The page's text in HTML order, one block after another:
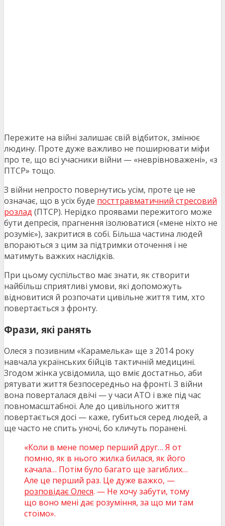
Пережите на війні залишає свій відбиток, змінює
людину. Проте дуже важливо не поширювати міфи
про те, що всі учасники війни — «неврівноважені», «з
ПТСР» тощо.
З війни непросто повернутись усім, проте це не
означає, що в усіх буде посттравматичний стресовий
розлад (ПТСР). Нерідко проявами пережитого може
бути депресія, прагнення ізолюватися («мене ніхто не
розуміє»), закритися в собі. Більша частина людей
впораються з цим за підтримки оточення і не
матимуть важких наслідків.
При цьому суспільство має знати, як створити
найбільш сприятливі умови, які допоможуть
відновитися й розпочати цивільне життя тим, хто
повертається з фронту.
Фрази, які ранять
Олеся з позивним «Карамелька» ще з 2014 року
навчала українських бійців тактичній медицині.
Згодом жінка усвідомила, що вміє достатньо, аби
рятувати життя безпосередньо на фронті. З війни
вона поверталася двічі — у часи АТО і вже під час
повномасштабної. Але до цивільного життя
повертається досі — каже, губиться серед людей, а
ще часто не спить уночі, бо кличуть поранені.
«Коли в мене помер перший друг… Я от
помню, як в нього жилка билася, як його
качала… Потім було багато ще загиблих…
Але це перший раз. Це дуже важко, —
розповідає Олеся. — Не хочу забути, тому
що воно мені дає розуміння, за що ми там
стоїмо».